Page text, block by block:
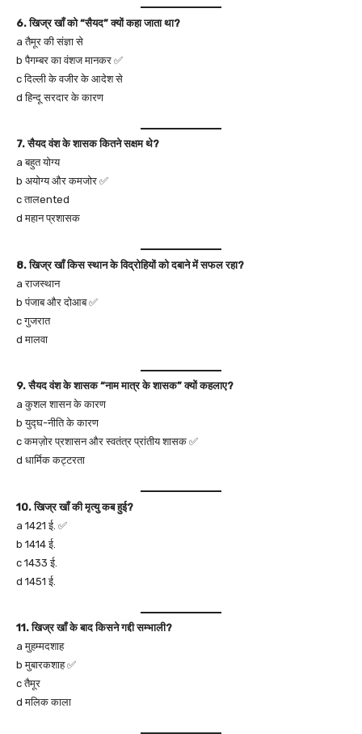
6. खिज्र खाँ को “सैयद” क्यों कहा जाता था?
a तैमूर की संज्ञा से
b पैगम्बर का वंशज मानकर ✅
c दिल्ली के वजीर के आदेश से
d हिन्दू सरदार के कारण
7. सैयद वंश के शासक कितने सक्षम थे?
a बहुत योग्य
b अयोग्य और कमजोर ✅
c तालented
d महान प्रशासक
8. खिज्र खाँ किस स्थान के विद्रोहियों को दबाने में सफल रहा?
a राजस्थान
b पंजाब और दोआब ✅
c गुजरात
d मालवा
9. सैयद वंश के शासक “नाम मात्र के शासक” क्यों कहलाए?
a कुशल शासन के कारण
b युद्घ-नीति के कारण
c कमज़ोर प्रशासन और स्वतंत्र प्रांतीय शासक ✅
d धार्मिक कट्टरता
10. खिज्र खाँ की मृत्यु कब हुई?
a 1421 ई. ✅
b 1414 ई.
c 1433 ई.
d 1451 ई.
11. खिज्र खाँ के बाद किसने गद्दी सम्भाली?
a मुहम्मदशाह
b मुबारकशाह ✅
c तैमूर
d मलिक काला